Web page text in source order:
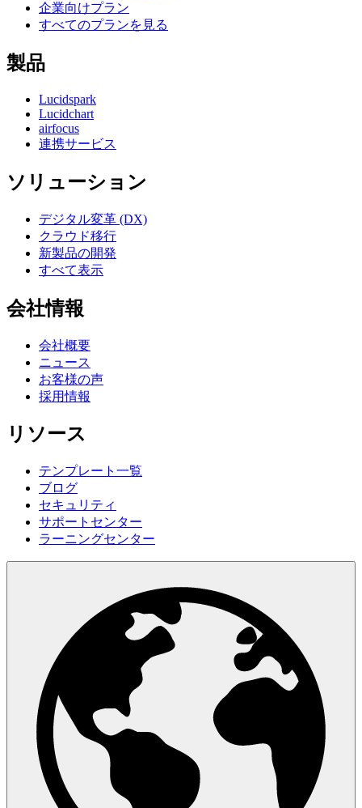
企業向けプラン
すべてのプランを見る
製品
Lucidspark
Lucidchart
airfocus
連携サービス
ソリューション
デジタル変革 (DX)
クラウド移行
新製品の開発
すべて表示
会社情報
会社概要
ニュース
お客様の声
採用情報
リソース
テンプレート一覧
ブログ
セキュリティ
サポートセンター
ラーニングセンター